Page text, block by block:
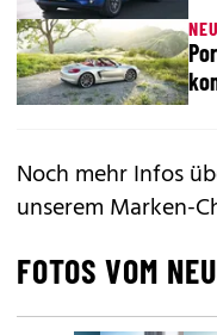
Noch mehr Infos
unserem Marken-
FOTOS VOM